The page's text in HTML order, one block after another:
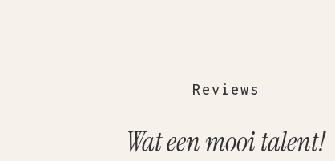
Wat een mooi talent!
Reviews